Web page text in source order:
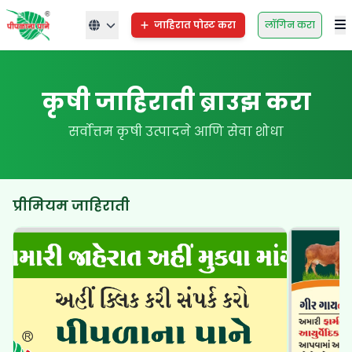
जाहिरात पोस्ट करा लॉगिन करा
कृषी जाहिराती ब्राउझ करा
सर्वोत्तम कृषी उत्पादने आणि सेवा शोधा
प्रीमियम जाहिराती